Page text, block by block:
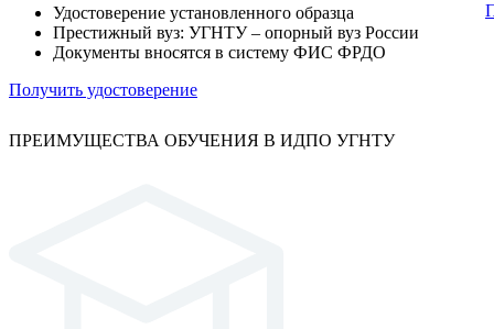
Удостоверение установленного образца
Престижный вуз: УГНТУ – опорный вуз России
Документы вносятся в систему ФИС ФРДО
Получить удостоверение
ПРЕИМУЩЕСТВА ОБУЧЕНИЯ В ИДПО УГНТУ